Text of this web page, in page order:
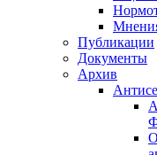
Публикации
Документы
Архив